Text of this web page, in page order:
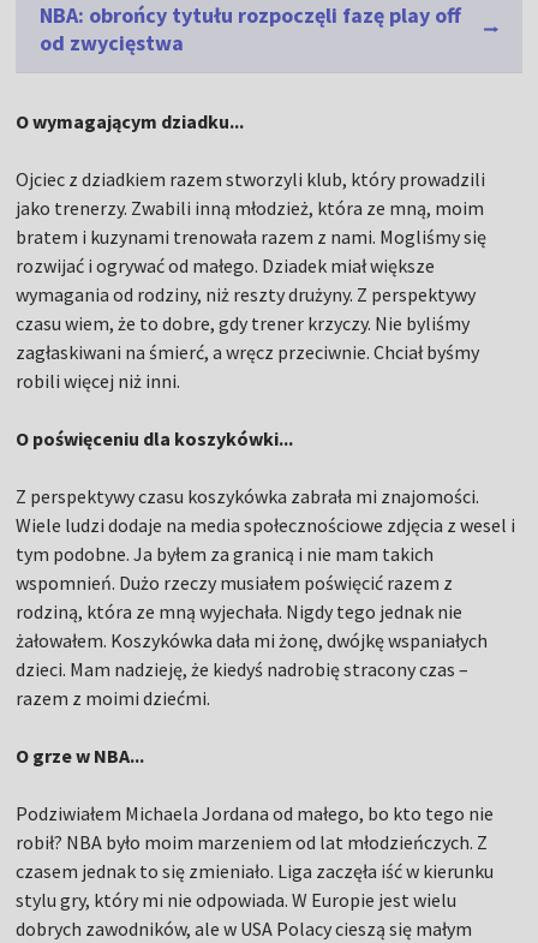
NBA: obrońcy tytułu rozpoczęli fazę play off
od zwycięstwa
O wymagającym dziadku...
Ojciec z dziadkiem razem stworzyli klub, który prowadzili
jako trenerzy. Zwabili inną młodzież, która ze mną, moim
bratem i kuzynami trenowała razem z nami. Mogliśmy się
rozwijać i ogrywać od małego. Dziadek miał większe
wymagania od rodziny, niż reszty drużyny. Z perspektywy
czasu wiem, że to dobre, gdy trener krzyczy. Nie byliśmy
zagłaskiwani na śmierć, a wręcz przeciwnie. Chciał byśmy
robili więcej niż inni.
O poświęceniu dla koszykówki...
Z perspektywy czasu koszykówka zabrała mi znajomości.
Wiele ludzi dodaje na media społecznościowe zdjęcia z wesel i
tym podobne. Ja byłem za granicą i nie mam takich
wspomnień. Dużo rzeczy musiałem poświęcić razem z
rodziną, która ze mną wyjechała. Nigdy tego jednak nie
żałowałem. Koszykówka dała mi żonę, dwójkę wspaniałych
dzieci. Mam nadzieję, że kiedyś nadrobię stracony czas –
razem z moimi dziećmi.
O grze w NBA...
Podziwiałem Michaela Jordana od małego, bo kto tego nie
robił? NBA było moim marzeniem od lat młodzieńczych. Z
czasem jednak to się zmieniało. Liga zaczęła iść w kierunku
stylu gry, który mi nie odpowiada. W Europie jest wielu
dobrych zawodników, ale w USA Polacy cieszą się małym